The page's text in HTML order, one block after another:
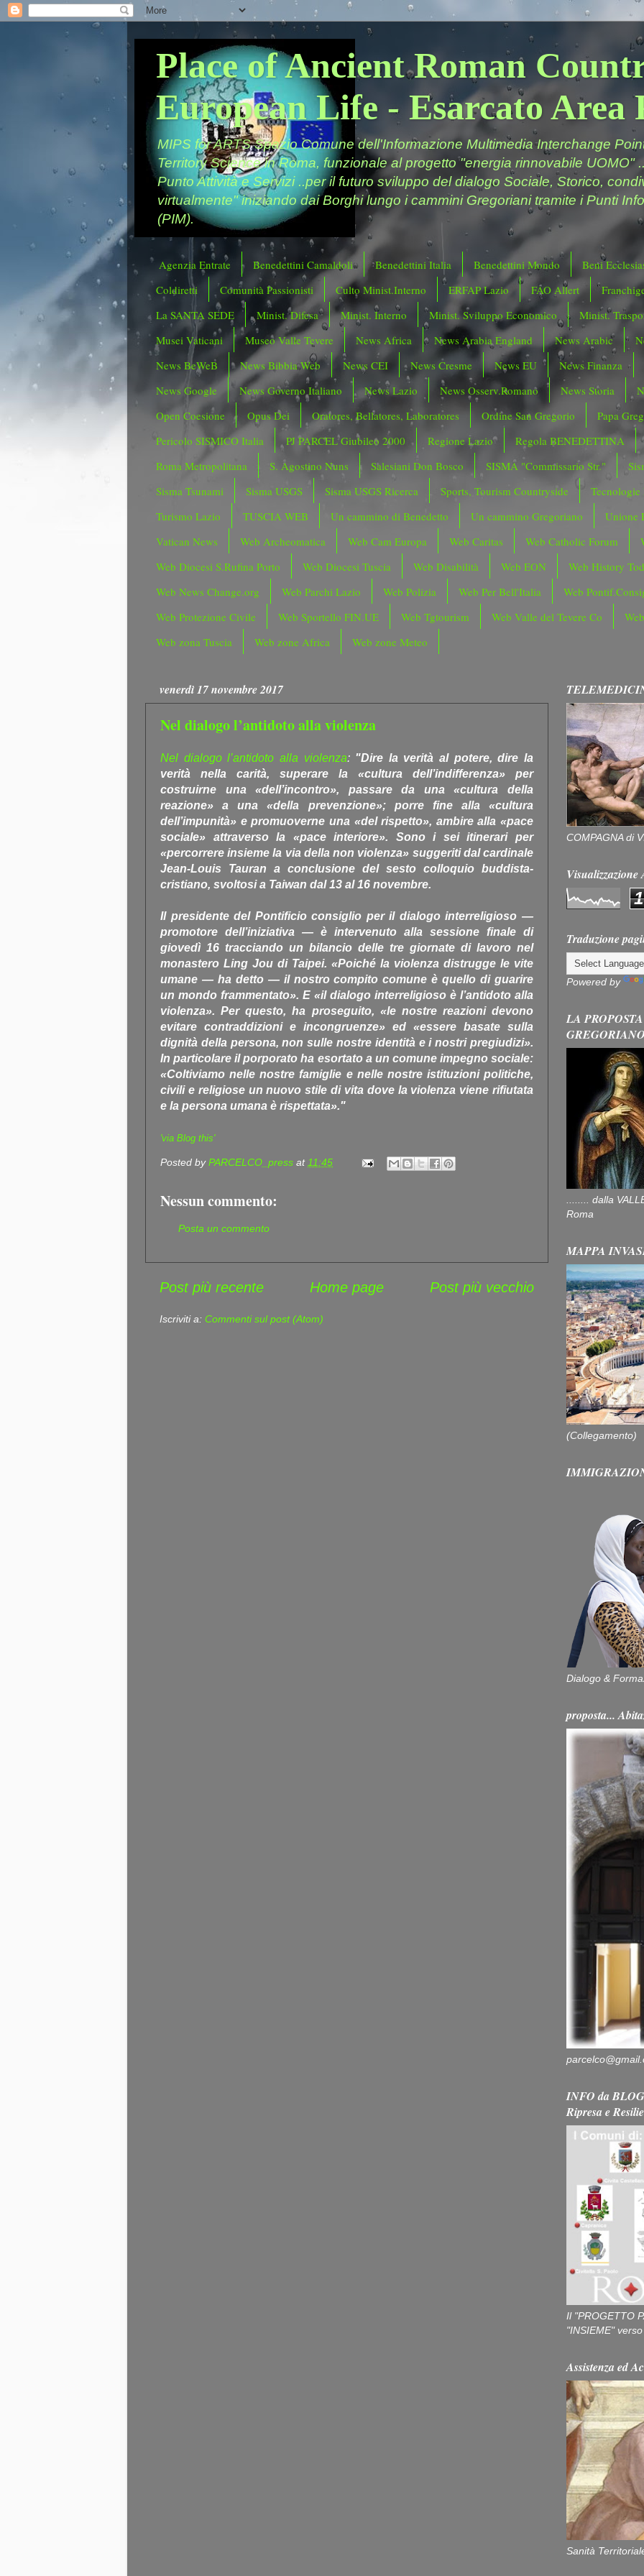
Place of Ancient Roman
European Life - Esarcato Area
MIPS for ARTS Spazio Comune dell'Informazione Multimedia Interchange
Territory Science in Roma, funzionale al progetto "energia rinnovabile UOMO"
Punto Attività e Servizi ..per il futuro sviluppo del dialogo Sociale, Storico,
virtualmente" iniziando dai Borghi lungo i cammini Gregoriani tramite i Punti
(PIM).
Agenzia Entrate Benedettini Camaldoli Benedettini Italia Benedettini Mondo
Beni
Coldiretti
Comunità Passionisti Culto Minist.Interno ERFAP Lazio FAO Allert
La SANTA SEDE
Minist. Difesa Minist. Interno Minist. Sviluppo Economico
Minist.
Musei Vaticani
Museo Valle Tevere News Africa News Arabia England News Arabic
News BeWeB
News Bibbia Web News CEI News Cresme News EU
News Finanza
News Google
News Governo Italiano News Lazio News Osserv.Romano News Storia
Open Coesione
Opus Dei Oratores, Bellatores, Laboratores Ordine San Gregorio
Papa
Pericolo SISMICO Italia
PJ PARCEL Giubileo 2000 Regione Lazio
Regola BENEDETTINA
Roma Metropolitana
S. Agostino Nuns Salesiani Don Bosco SISMA "Commissario Str."
Sisma Tsunami
Sisma USGS Sisma USGS Ricerca Sports, Tourism Countryside
Tecnologie
Turismo Lazio
TUSCIA WEB Un cammino di Benedetto Un cammino Gregoriano
Unione
Vatican News
Web Archeomatica Web Cam Europa Web Caritas Web Catholic Forum
Web Diocesi S.Rufina Porto
Web Diocesi Tuscia Web Disabilità Web EON
Web History
Web News Change.org
Web Parchi Lazio Web Polizia Web Per Bell'Italia
Web
Web Protezione Civile
Web Sportello FIN.UE Web Tgtourism Web Valle del Tevere Co
Web zona Tuscia
Web zone Africa Web zone Meteo
venerdì 17 novembre 2017
Nel dialogo l’antidoto alla violenza
Nel dialogo l’antidoto alla violenza:"Dire la verità al potere, dire la
verità nella carità, superare la «cultura dell’indifferenza» per
costruirne una «dell’incontro», passare da una «cultura della
reazione» a una «della prevenzione»; porre fine alla «cultura
dell’impunità» e promuoverne una «del rispetto», ambire alla «pace
sociale» attraverso la «pace interiore». Sono i sei itinerari per
«percorrere insieme la via della non violenza» suggeriti dal cardinale
Jean-Louis Tauran a conclusione del sesto colloquio buddista-
cristiano, svoltosi a Taiwan dal 13 al 16 novembre.
Il presidente del Pontificio consiglio per il dialogo interreligioso —
promotore dell’iniziativa — è intervenuto alla sessione finale di
giovedì 16 tracciando un bilancio delle tre giornate di lavoro nel
monastero Ling Jou di Taipei. «Poiché la violenza distrugge le vite
umane — ha detto — il nostro compito comune è quello di guarire
un mondo frammentato». E «il dialogo interreligioso è l’antidoto alla
violenza». Per questo, ha proseguito, «le nostre reazioni devono
evitare contraddizioni e incongruenze» ed «essere basate sulla
dignità della persona, non sulle nostre identità e i nostri pregiudizi».
In particolare il porporato ha esortato a un comune impegno sociale:
«Coltiviamo nelle nostre famiglie e nelle nostre istituzioni politiche,
civili e religiose un nuovo stile di vita dove la violenza viene rifiutata
e la persona umana è rispettata»."
'via Blog this'
Posted byPARCELCO_press at11:45
Nessun commento:
Posta un commento
Post più recente Post più vecchio
Home page
Iscriviti a: Commenti sul post (Atom)
COMPAGNA di
1
Traduzione
Powered by
LA
........ dalla
Roma
MAPPA
(Collegamento)
Dialogo &
proposta...
INFO da
Ripresa e
Il "PROGETTO
"INSIEME"
Assistenza ed
Sanità